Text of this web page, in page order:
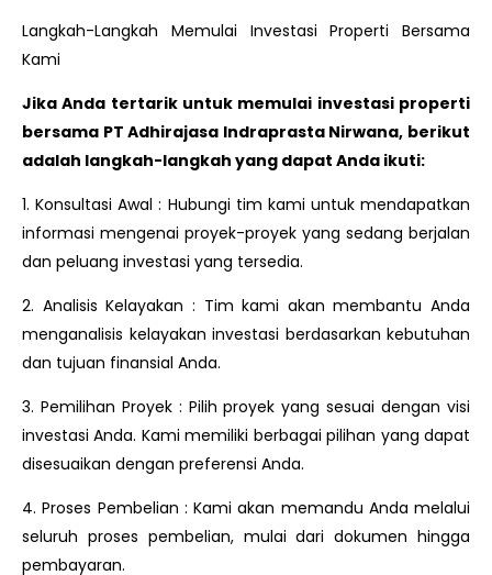
Langkah-Langkah Memulai Investasi Properti Bersama
Kami
Jika Anda tertarik untuk memulai investasi properti
bersama PT Adhirajasa Indraprasta Nirwana, berikut
adalah langkah-langkah yang dapat Anda ikuti:
1. Konsultasi Awal : Hubungi tim kami untuk mendapatkan
informasi mengenai proyek-proyek yang sedang berjalan
dan peluang investasi yang tersedia.
2. Analisis Kelayakan : Tim kami akan membantu Anda
menganalisis kelayakan investasi berdasarkan kebutuhan
dan tujuan finansial Anda.
3. Pemilihan Proyek : Pilih proyek yang sesuai dengan visi
investasi Anda. Kami memiliki berbagai pilihan yang dapat
disesuaikan dengan preferensi Anda.
4. Proses Pembelian : Kami akan memandu Anda melalui
seluruh proses pembelian, mulai dari dokumen hingga
pembayaran.